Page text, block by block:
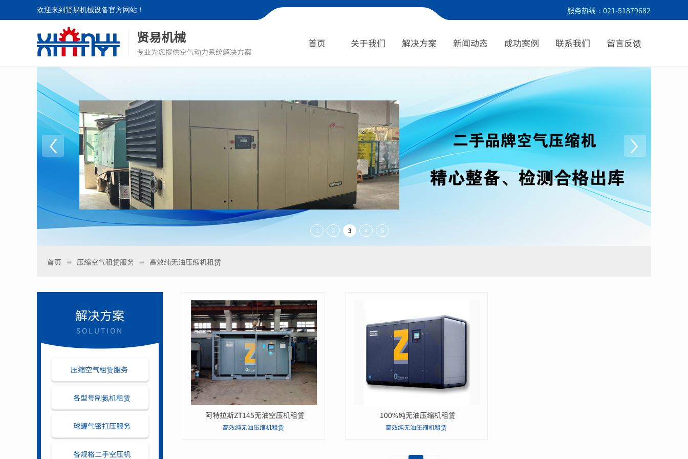
服务热线：021-51879682
欢迎来到贤易机械设备官方网站！
贤易机械 首页 关于我们 解决方案 新闻动态 成功案例 联系我们 留言反馈
专业为您提供空气动力系统解决方案
首页 ≡ 压缩空气租赁服务 ≡ 高效纯无油压缩机租赁
压缩空气租赁服务
各型号制氮机租赁
球罐气密打压服务
各规格二手空压机
SOLUTION
解决方案
阿特拉斯ZT145无油空压机租赁
高效纯无油压缩机租赁
100%纯无油压缩机租赁
高效纯无油压缩机租赁